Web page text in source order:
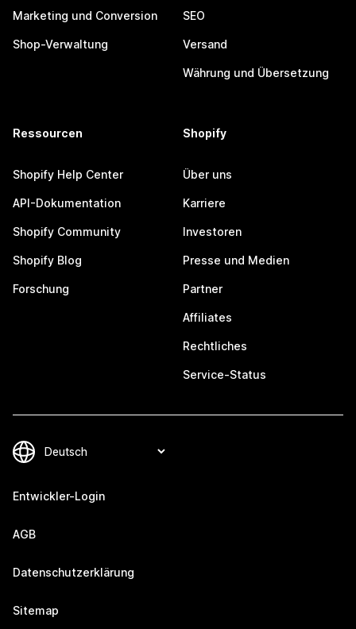
Marketing und Conversion
Shop-Verwaltung
SEO
Versand
Währung und Übersetzung
Ressourcen
Shopify Help Center
API-Dokumentation
Shopify Community
Shopify Blog
Forschung
Shopify
Über uns
Karriere
Investoren
Presse und Medien
Partner
Affiliates
Rechtliches
Service-Status
Entwickler-Login
AGB
Datenschutzerklärung
Sitemap